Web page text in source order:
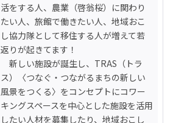
活をする人、農業（啓翁桜）に関わり
たい人、旅館で働きたい人、地域おこ
し協力隊として移住する人が増えて若
返りが起きてます！
新しい施設が誕生し、TRAS（トラ
ス）〈つなぐ・つながるまちの新しい
風景をつくる〉をコンセプトにコワー
キングスペースを中心とした施設を活用
したい人材を募集したり、地域おこし